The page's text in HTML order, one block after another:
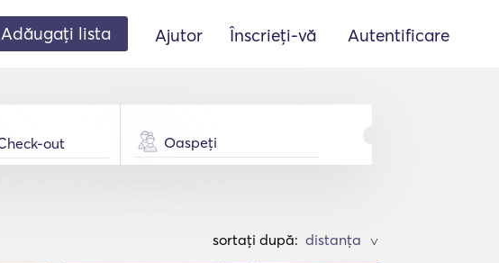
Adăugați lista Ajutor Înscrieți-vă Autentificare
Oaspeți
sortați după: >